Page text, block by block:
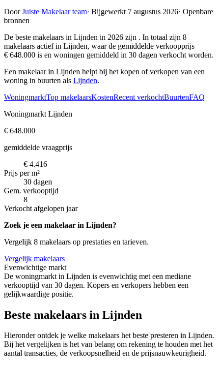
DoorJuiste Makelaar team· Bijgewerkt 7 augustus 2026· Openbare
bronnen
De beste makelaars in Lijnden in 2026 zijn . In totaal zijn 8
makelaars actief in Lijnden, waar de gemiddelde verkoopprijs
€ 648.000 is en woningen gemiddeld in 30 dagen verkocht worden.
Een makelaar in Lijnden helpt bij het kopen of verkopen van een
woning in buurten als Lijnden.
WoningmarktTop makelaarsKostenRecent verkochtBuurtenFAQ
Woningmarkt Lijnden
€ 648.000
gemiddelde vraagprijs
€ 4.416
Prijs per m²
30 dagen
Gem. verkooptijd
8
Verkocht afgelopen jaar
Zoek je een makelaar in Lijnden?
Vergelijk 8 makelaars op prestaties en tarieven.
Vergelijk makelaars
Evenwichtige markt
De woningmarkt in Lijnden is evenwichtig met een mediane
verkooptijd van 30 dagen. Kopers en verkopers hebben een
gelijkwaardige positie.
Beste makelaars in Lijnden
Hieronder ontdek je welke makelaars het beste presteren in Lijnden.
Bij het vergelijken is het van belang om rekening te houden met het
aantal transacties, de verkoopsnelheid en de prijsnauwkeurigheid.